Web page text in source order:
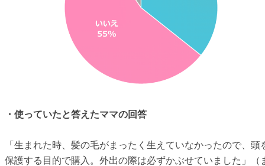
・使っていたと答えたママの回答
「生まれた時、髪の毛がまったく生えていなかったので、頭
保護する目的で購入。外出の際は必ずかぶせていました」（